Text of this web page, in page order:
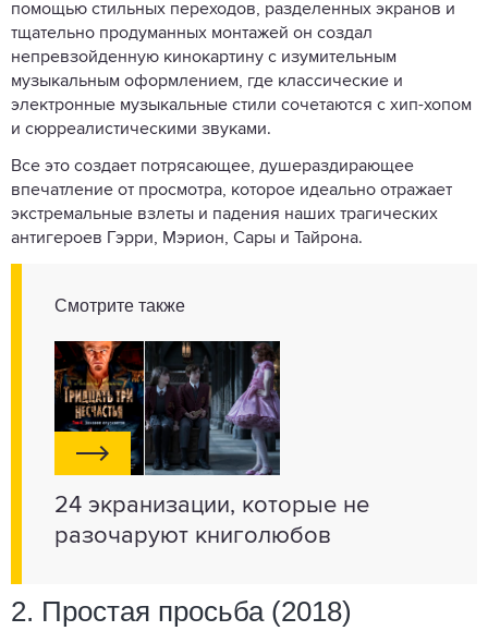
помощью стильных переходов, разделенных экранов и
тщательно продуманных монтажей он создал
непревзойденную кинокартину с изумительным
музыкальным оформлением, где классические и
электронные музыкальные стили сочетаются с хип-хопом
и сюрреалистическими звуками.
Все это создает потрясающее, душераздирающее
впечатление от просмотра, которое идеально отражает
экстремальные взлеты и падения наших трагических
антигероев Гэрри, Мэрион, Сары и Тайрона.
Смотрите также
24 экранизации, которые не
разочаруют книголюбов
2. Простая просьба (2018)